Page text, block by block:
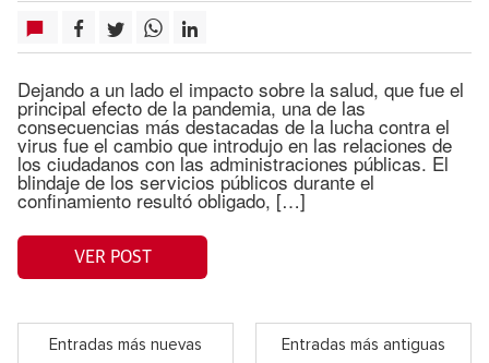
Dejando a un lado el impacto sobre la salud, que fue el
principal efecto de la pandemia, una de las
consecuencias más destacadas de la lucha contra el
virus fue el cambio que introdujo en las relaciones de
los ciudadanos con las administraciones públicas. El
blindaje de los servicios públicos durante el
confinamiento resultó obligado, […]
VER POST
Entradas más nuevas Entradas más antiguas